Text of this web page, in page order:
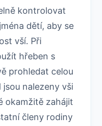
kontrolovat
dětí, aby se
vší. Při
hřeben s
prohledat celou
nalezeny vši
okamžitě zahájit
členy rodiny